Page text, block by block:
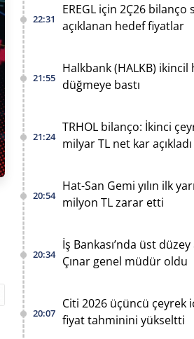
22:31
EREGL için 2Ç26 bilanço
açıklanan hedef fiyatlar
21:55
Halkbank (HALKB) ikincil
düğmeye bastı
21:24
TRHOL bilanço: İkinci
milyar TL net kar açıkladı
20:54
Hat-San Gemi yılın ilk
milyon TL zarar etti
20:34
İş Bankası’nda üst
Çınar genel müdür oldu
20:07
Citi 2026 üçüncü çeyrek
fiyat tahminini yükseltti